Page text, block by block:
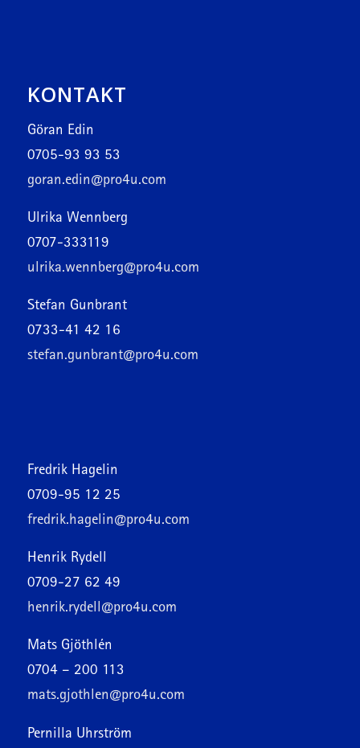
KONTAKT
Göran Edin
0705-93 93 53
goran.edin@pro4u.com
Ulrika Wennberg
0707-333119
ulrika.wennberg@pro4u.com
Stefan Gunbrant
0733-41 42 16
stefan.gunbrant@pro4u.com
Fredrik Hagelin
0709-95 12 25
fredrik.hagelin@pro4u.com
Henrik Rydell
0709-27 62 49
henrik.rydell@pro4u.com
Mats Gjöthlén
0704 – 200 113
mats.gjothlen@pro4u.com
Pernilla Uhrström